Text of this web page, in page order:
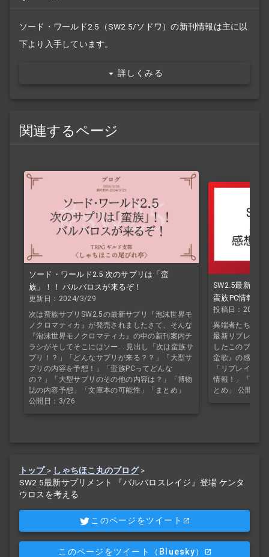
ソード・ワールド2.5（SW2.5/ソドワ）の新刊情報は主に以
下より入手しています。
詳しくみる
関連するページ
ソード・ワールド2.5 次のサプリは「蛮
族」！！ バルバロスが来るぞ！
更新日：2024/3/29
次は蛮族サプリSW2.5の最新サプリ『泡沫世界モ
ノクロマティカ』が発売されましたさて、そんな
『泡沫世界モノクロマティカ』の中の新刊案内チ
ラシがそしてそこにはソー... 見出し「次は蛮族サ
プリ！？」「どんなサプリが来る？？」「大型サ
プリの内容を予想！」「蛮族PCってどんな
の？」「大型サプリのその他の内容は？」「博物
誌の内容予想」「文庫本の可能性」「まとめ」
公開日：3/26
SW2.5最新リ
蛮族PC情報ま
ルバロスサー
投稿日：2024/
異端者たちの蛮
最新リプレイ『
したこのブログ
蛮歌』の感想を
「リプレイの
情報！」「『バ
とめ」 公開日
トップ > しゃちほこ丸のブログ>
SW2.5最新サプリメント 『バルバロスレイジ』登場 ケンタ
ウロスを考える
このページをツイート
このページをツイート （Bluesky）